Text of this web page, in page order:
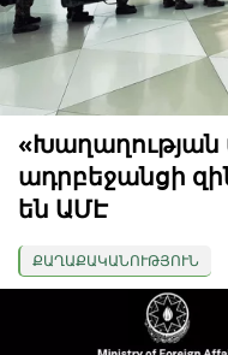
«Խաղաղության
ադրբեջանցի
են ԱՄԷ
ՔԱՂԱՔԱԿԱՆՈՒԹՅՈՒՆ